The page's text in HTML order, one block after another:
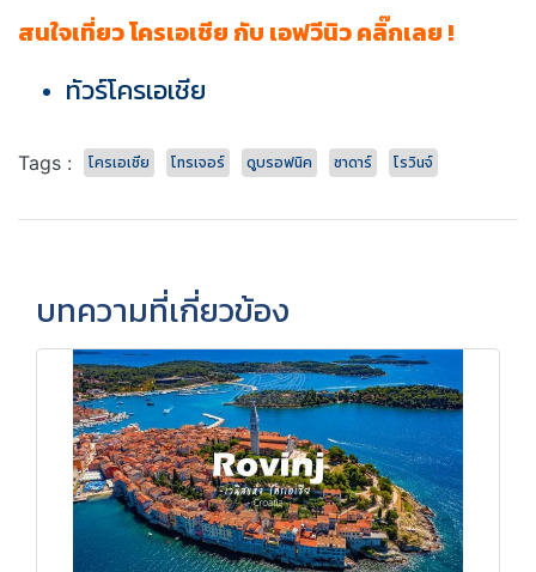
สนใจเที่ยว โครเอเชีย กับ เอฟวีนิว คลิ๊กเลย !
ทัวร์โครเอเชีย
Tags : โครเอเชีย โทรเจอร์ ดูบรอฟนิค ซาดาร์ โรวินจ์
บทความที่เกี่ยวข้อง